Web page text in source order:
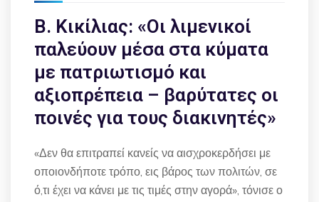
Β. Κικίλιας: «Οι λιμενικοί
παλεύουν μέσα στα κύματα
με πατριωτισμό και
αξιοπρέπεια – βαρύτατες οι
ποινές για τους διακινητές»
«Δεν θα επιτραπεί κανείς να αισχροκερδήσει με
οποιονδήποτε τρόπο, εις βάρος των πολιτών, σε
ό,τι έχει να κάνει με τις τιμές στην αγορά», τόνισε ο